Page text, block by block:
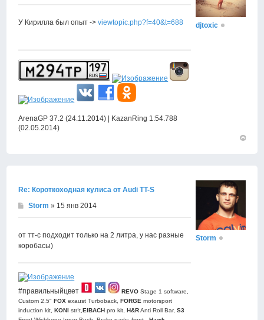
У Кирилла был опыт ->viewtopic.php?f=40&t=688
ArenaGP 37.2 (24.11.2014) | KazanRing 1:54.788
(02.05.2014)
djtoxic
Re: Короткоходная кулиса от Audi TT-S
Storm » 15 янв 2014
от тт-с подходит только на 2 литра, у нас разные
коробасы)
#правильныйцвет REVO Stage 1 software,
Custom 2.5"FOX exaust Turboback,FORGE motorsport
induction kit,KONI str!t,EIBACH pro kit,H&RAnti Roll Bar,S3
Storm